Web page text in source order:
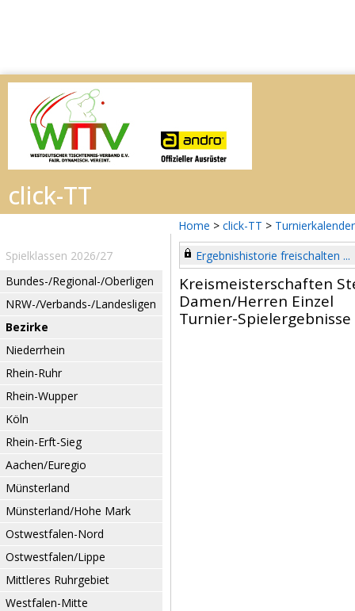
Home > click-TT > Turnierkalender
Spielklassen 2026/27
Bundes-/Regional-/Oberligen
NRW-/Verbands-/Landesligen
Bezirke
Niederrhein
Rhein-Ruhr
Rhein-Wupper
Köln
Rhein-Erft-Sieg
Aachen/Euregio
Münsterland
Münsterland/Hohe Mark
Ostwestfalen-Nord
Ostwestfalen/Lippe
Mittleres Ruhrgebiet
Westfalen-Mitte
Ergebnishistorie freischalten ...
Kreismeisterschaften
Damen/Herren Einzel
Turnier-Spielergebnisse